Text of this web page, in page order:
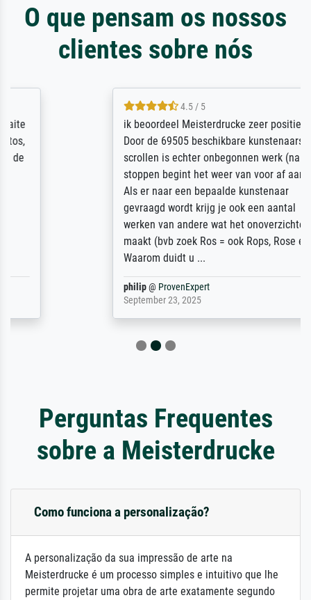
O que pensam os nossos
clientes sobre nós
4.5 / 5
ik beoordeel Meisterdrucke zeer positief.
Door de 69505 beschikbare kunstenaars
scrollen is echter onbegonnen werk (na
stoppen begint het weer van voor af aan).
Als er naar een bepaalde kunstenaar
gevraagd wordt krijg je ook een aantal
werken van andere wat het onoverzichtelijk
maakt (bvb zoek Ros = ook Rops, Rose etc).
Waarom duidt u ...
ProvenExpert
September 23, 2025
Perguntas Frequentes
sobre a Meisterdrucke
Como funciona a personalização?
A personalização da sua impressão de arte na
Meisterdrucke é um processo simples e intuitivo que lhe
permite projetar uma obra de arte exatamente segundo